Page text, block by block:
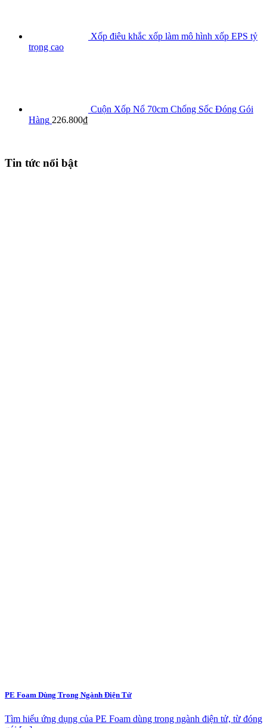
Xốp điêu khắc xốp làm mô hình xốp EPS tỷ
trọng cao
Cuộn Xốp Nổ 70cm Chống Sốc Đóng Gói
Hàng 226.800₫
Tin tức nổi bật
PE Foam Dùng Trong Ngành Điện Tử
Tìm hiểu ứng dụng của PE Foam dùng trong ngành điện tử, từ đóng